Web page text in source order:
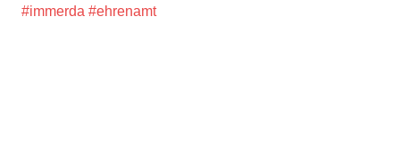
#immerda #ehrenamt